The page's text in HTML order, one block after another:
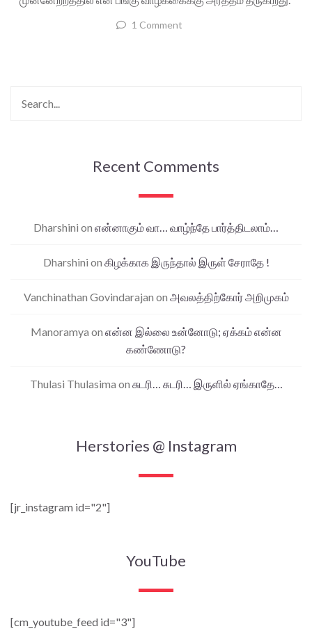
1 Comment
Recent Comments
Dharshini on என்னாகும் வா… வாழ்ந்தே பார்த்திடலாம்…
Dharshini on கிழக்காக இருந்தால் இருள் சேராதே !
Vanchinathan Govindarajan on அவலத்திற்கோர் அறிமுகம்
Manoramya on என்ன இல்லை உன்னோடு; ஏக்கம் என்ன
கண்ணோடு?
Thulasi Thulasima on சுடரி… சுடரி… இருளில் ஏங்காதே…
Herstories @ Instagram
[jr_instagram id="2"]
YouTube
[cm_youtube_feed id="3"]